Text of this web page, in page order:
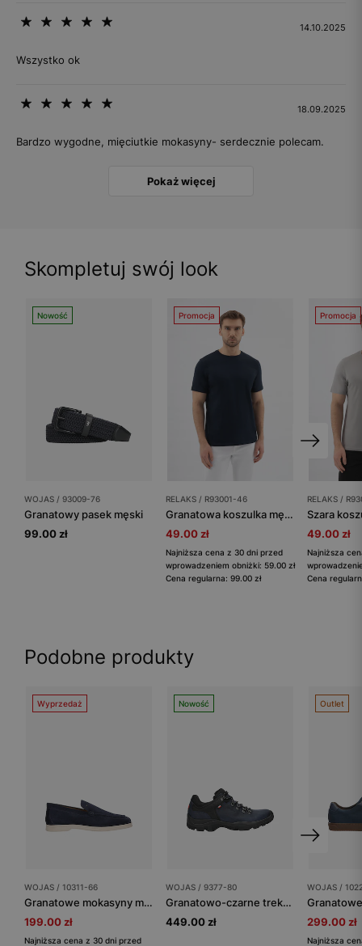
14.10.2025
Wszystko ok
18.09.2025
Bardzo wygodne, mięciutkie mokasyny- serdecznie polecam.
Pokaż więcej
Skompletuj swój look
Nowość
WOJAS / 93009-76
Granatowy pasek męski
99.00 zł
Promocja
RELAKS / R93001-46
Granatowa koszulka męska bawełniana RELAKS
49.00 zł
Najniższa cena z 30 dni przed
wprowadzeniem obniżki: 59.00 zł
Cena regularna: 99.00 zł
Promocja
RELAKS /
49.00 zł
Najniższa
Cena
Podobne produkty
Wyprzedaż
WOJAS / 10311-66
Granatowe mokasyny męskie
199.00 zł
Najniższa cena z 30 dni przed
Nowość
WOJAS / 9377-80
Granatowo-czarne trekkingi męskie z dzianiną dystansową
449.00 zł
Outlet
WOJAS /
299.00 zł
Najniższa